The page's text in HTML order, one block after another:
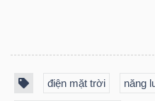
điện mặt trời năng
KHỎE